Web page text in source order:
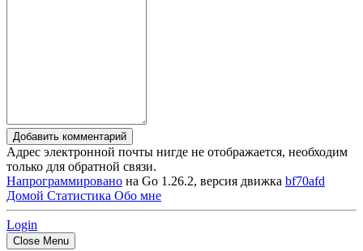
Добавить комментарий
Адрес электронной почты нигде не отображается, необходим
только для обратной связи.
Напрограммировано на Go 1.26.2, версия движка bf70afd
Домой Статистика Обо мне
Login
Close Menu